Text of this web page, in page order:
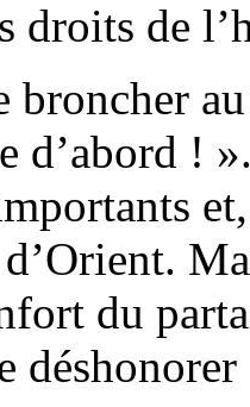
droits de
broncher
d’abord !
du